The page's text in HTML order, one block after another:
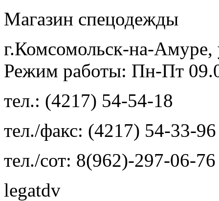
Магазин спецодежды
г.Комсомольск-на-
Режим работы: Пн-Пт
тел.: (4217) 54-54-18
тел./факс: (4217) 54-33-96
тел./сот: 8(962)-297-06-76
legatdv